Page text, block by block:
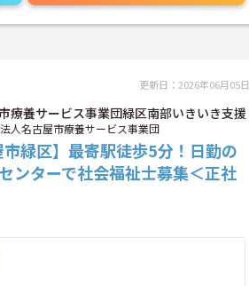
更新日：2026年06月05日
療養サービス事業団緑区南部いきいき支援
人名古屋市療養サービス事業団
市緑区】最寄駅徒歩5分！日勤の
ンターで社会福祉士募集＜正社